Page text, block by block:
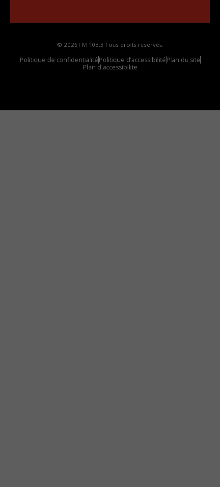
© 2026 FM 103,3 Tous droits réservés.
Politique de confidentialitéPolitique d’accessibilitéPlan du site
Plan d'accessibilite